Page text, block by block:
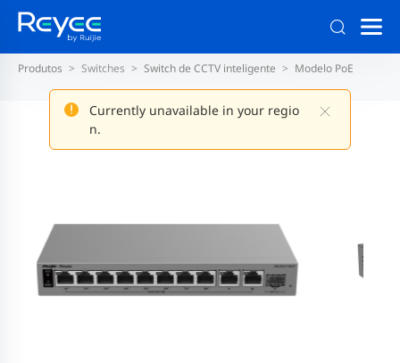
Currently unavailable in your regio
n.
Produtos Switches Switch de CCTV inteligente Modelo PoE